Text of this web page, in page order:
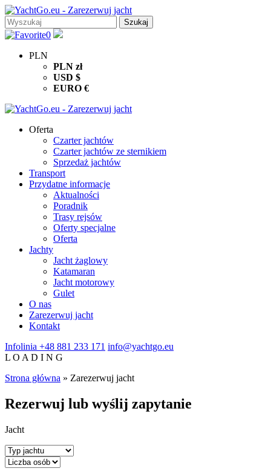
0
PLN
PLN zł
USD $
EURO €
Oferta
Czarter jachtów
Czarter jachtów ze sternikiem
Sprzedaż jachtów
Transport
Przydatne informacje
Aktualności
Poradnik
Trasy rejsów
Oferty specjalne
Oferta
Jachty
Jacht żaglowy
Katamaran
Jacht motorowy
Gulet
O nas
Zarezerwuj jacht
Kontakt
Infolinia +48 881 233 171 info@yachtgo.eu
L O A D I N G
Strona główna » Zarezerwuj jacht
Rezerwuj lub wyślij zapytanie
Jacht